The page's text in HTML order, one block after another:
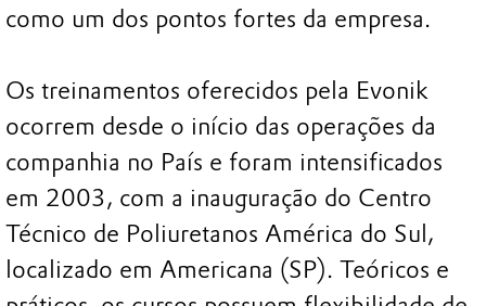
como um dos pontos fortes da empresa.
Os treinamentos oferecidos pela Evonik
ocorrem desde o início das operações da
companhia no País e foram intensificados
em 2003, com a inauguração do Centro
Técnico de Poliuretanos América do Sul,
localizado em Americana (SP). Teóricos e